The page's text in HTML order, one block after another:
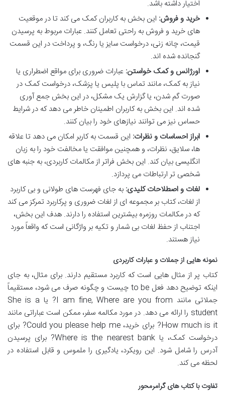
اختیار داشته باشد.
خرید و فروش: این بخش به کاربران کمک می کند تا در موقعیت
های خرید و فروش به راحتی تعامل کنند. عبارات مربوط به پرسیدن
قیمت، چانه زنی، درخواست سایز یا رنگ، و پرداخت در این قسمت
گنجانده شده اند.
اورژانس و کمک خواستن: عبارات ضروری برای مواقع اضطراری یا
نیاز به کمک، مانند تماس با پلیس یا پزشک، درخواست کمک در
صورت گم شدن، یا گزارش یک مشکل، در این بخش جمع آوری
شده اند. این بخش به کاربران اطمینان خاطر می دهد که در شرایط
حساس نیز می توانند نیازهای خود را بیان کنند.
ابراز احساسات و نظرات: این قسمت به کاربر امکان می دهد تا علاقه
ها، سلایق، نظرات، و همچنین موافقت یا مخالفت خود را به زبان
انگلیسی بیان کند. این بخش فراتر از مکالمات کاربردی، به جنبه های
شخصی تر ارتباطات می پردازد.
لغات و اصطلاحات کلیدی: به جای فهرست های طولانی و بی کاربرد
از لغات، کتاب بر مجموعه ای از لغات ضروری و پرکاربرد تمرکز می کند
که در مکالمات روزمره بیشترین استفاده را دارند. هدف این بخش،
اجتناب از حفظ لغات بی شمار و تکیه بر واژگانی است که واقعاً مورد
نیاز هستند.
نمونه هایی از جملات و عبارات کاربردی
کتاب پر از مثال هایی است که کاربرد مستقیم دارند. برای مثال، به جای
اینکه توضیح دهد فعل to be چیست و چگونه صرف می شود، مستقیماً
جملاتی مانند I am fine, Where are you from? یا She is a
student را ارائه می دهد. در مورد مکالمه سفر، ممکن است عباراتی مانند
How much is it? برای خرید، Could you please help me? برای
درخواست کمک، یا Where is the nearest bank? برای پرسیدن
آدرس را شامل شود. این رویکرد، یادگیری را ملموس و قابل استفاده در
لحظه می کند.
تفاوت با کتاب های گرامرمحور